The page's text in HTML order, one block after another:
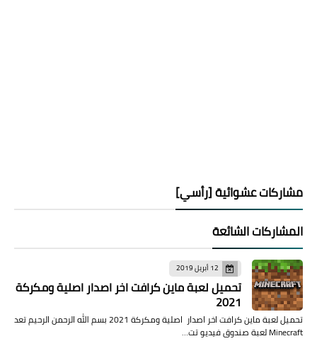
مشاركات عشوائية [رأسي]
المشاركات الشائعة
12 أبريل 2019
تحميل لعبة ماين كرافت اخر اصدار اصلية ومكركة
2021
تحميل لعبة ماين كرافت اخر اصدار اصلية ومكركة 2021 بسم الله الرحمن الرحيم تعد
Minecraft لعبة صندوق فيديو تت…